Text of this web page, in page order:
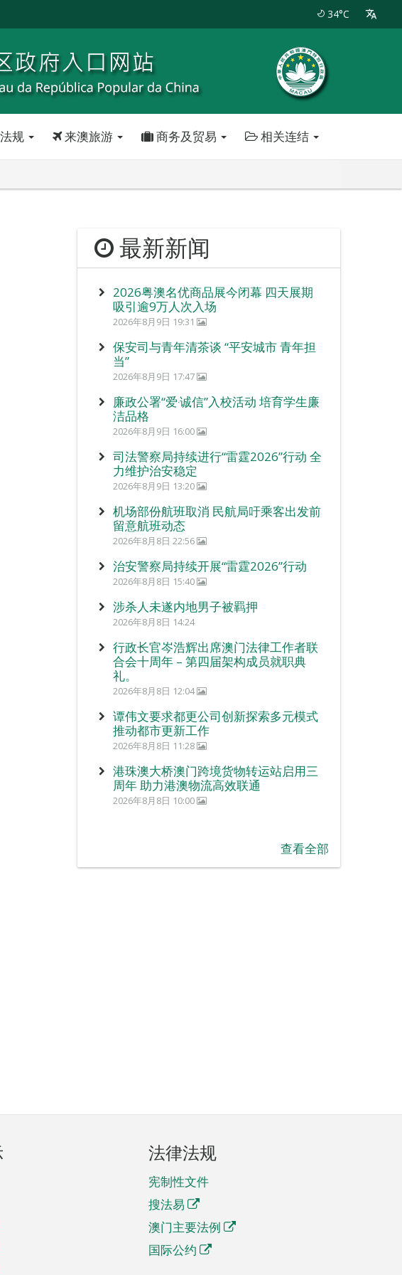
34°C
规 来澳旅游 商务及贸易 相关连结
最新新闻
2026粤澳名优商品展今闭幕 四天展期
吸引逾9万人次入场
2026年8月9日 19:31
保安司与青年清茶谈 “平安城市 青年担
当”
2026年8月9日 17:47
廉政公署“爱‧诚信”入校活动 培育学生廉
洁品格
2026年8月9日 16:00
司法警察局持续进行“雷霆2026”行动 全
力维护治安稳定
2026年8月9日 13:20
机场部份航班取消 民航局吁乘客出发前
留意航班动态
2026年8月8日 22:56
治安警察局持续开展“雷霆2026”行动
2026年8月8日 15:40
涉杀人未遂内地男子被羁押
2026年8月8日 14:24
行政长官岑浩辉出席澳门法律工作者联
合会十周年 – 第四届架构成员就职典
礼。
2026年8月8日 12:04
谭伟文要求都更公司创新探索多元模式
推动都市更新工作
2026年8月8日 11:28
港珠澳大桥澳门跨境货物转运站启用三
周年 助力港澳物流高效联通
2026年8月8日 10:00
查看全部
法律法规
宪制性文件
搜法易
澳门主要法例
国际公约